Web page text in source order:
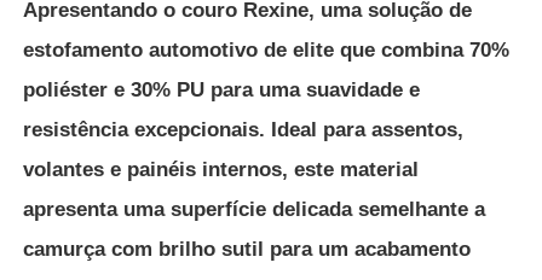
Material de couro PU
Material dos sapatos de segurança
Material Couro Camurça
Apresentando o couro Rexine, uma solução de
estofamento automotivo de elite que combina 70%
poliéster e 30% PU para uma suavidade e
resistência excepcionais. Ideal para assentos,
volantes e painéis internos, este material
apresenta uma superfície delicada semelhante a
camurça com brilho sutil para um acabamento